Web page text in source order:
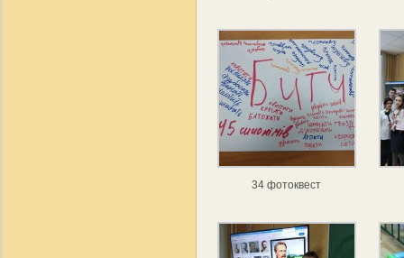
34 фотоквест